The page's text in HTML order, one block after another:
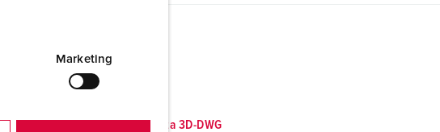
Marketing
CAD-data 3D-DWG